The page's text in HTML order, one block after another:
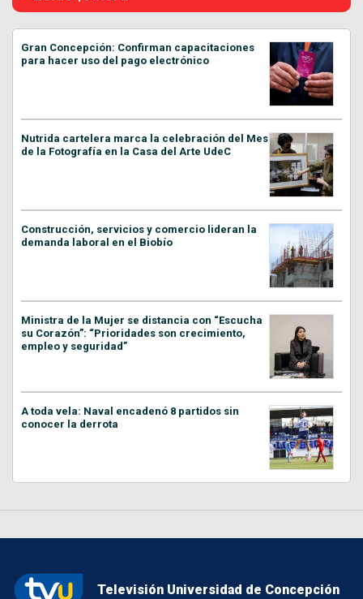
Gran Concepción: Confirman capacitaciones
para hacer uso del pago electrónico
Nutrida cartelera marca la celebración del Mes
de la Fotografía en la Casa del Arte UdeC
Construcción, servicios y comercio lideran la
demanda laboral en el Biobío
Ministra de la Mujer se distancia con “Escucha
su Corazón”: “Prioridades son crecimiento,
empleo y seguridad”
A toda vela: Naval encadenó 8 partidos sin
conocer la derrota
Televisión Universidad de Concepción